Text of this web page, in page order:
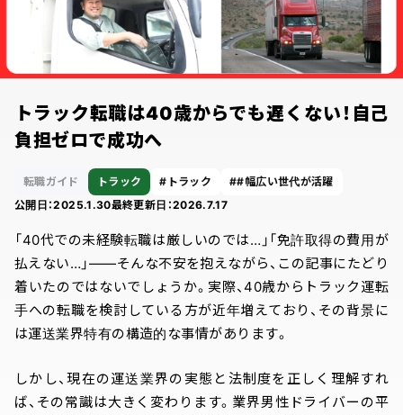
トラック転職は40歳からでも遅くない！自己
負担ゼロで成功へ
転職ガイド トラック トラック
#幅広い世代が活躍
公開日：2025.1.30最終更新日：2026.7.17
「40代での未経験転職は厳しいのでは…」「免許取得の費用が
払えない…」――そんな不安を抱えながら、この記事にたどり
着いたのではないでしょうか。実際、40歳からトラック運転
手への転職を検討している方が近年増えており、その背景に
は運送業界特有の構造的な事情があります。
しかし、現在の運送業界の実態と法制度を正しく理解すれ
ば、その常識は大きく変わります。業界男性ドライバーの平